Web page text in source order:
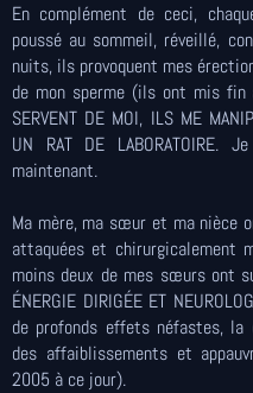
En complément de ceci,
poussé au sommeil, réveillé,
nuits, ils provoquent mes
de mon sperme (ils ont mis fin
SERVENT DE MOI, ILS ME
UN RAT DE
maintenant.
Ma mère, ma sœur et ma nièce
attaquées et chirurgicalement
moins deux de mes sœurs ont
ÉNERGIE DIRIGÉE ET
de profonds effets néfastes, la
des affaiblissements et
2005 à ce jour).